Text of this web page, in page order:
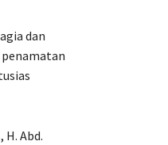
dan
Abd.